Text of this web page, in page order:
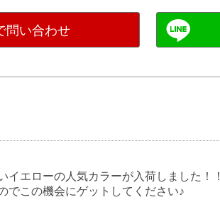
問い合わせ
イエローの人気カラーが入荷しました！！
でこの機会にゲットしてください♪